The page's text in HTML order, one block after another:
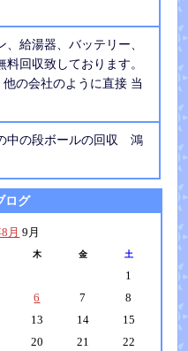
給湯器、バッテリー、
回収致しております。
の会社のように直接 当
の段ボールの回収 鴻
グ
月 9月
木 金 土
1
6 7
8
13 14
15
20 21
22